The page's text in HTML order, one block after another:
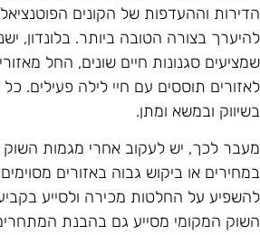
וההעדפות של הקונים
בצורה הטובה ביותר. בלונדון,
סגנונות חיים שונים, החל
תוססים עם חיי לילה פעילים.
ובמשא ומתן.
לכך, יש לעקוב אחרי מגמות השוק
או ביקוש גבוה באזורים
על החלטות מכירה ולסייע
המקומי מסייע גם בהבנת המתחרים